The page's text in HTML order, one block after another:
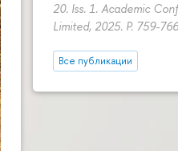
20. Iss. 1. Academic
Limited, 2025. P. 759-
Все публикации